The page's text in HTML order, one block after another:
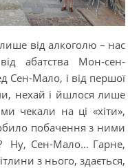
від алкоголю – нас
абатства Мон-сен-
Сен-Мало, і від першої
нехай і йшлося лише
чекали на ці «хіти»,
побачення з ними
Ну, Сен-Мало… Гарне,
з нього, здається,